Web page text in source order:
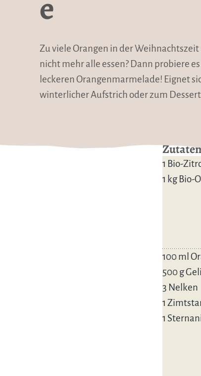
Zu viele Orangen in der
nicht mehr alle essen? Dann probiere
leckeren Orangenmarmelade! Eignet
winterlicher Aufstrich oder zum
Zutaten
1 Bio-
1 kg Bio-
100 ml
500 g
3 Nelken
1
1